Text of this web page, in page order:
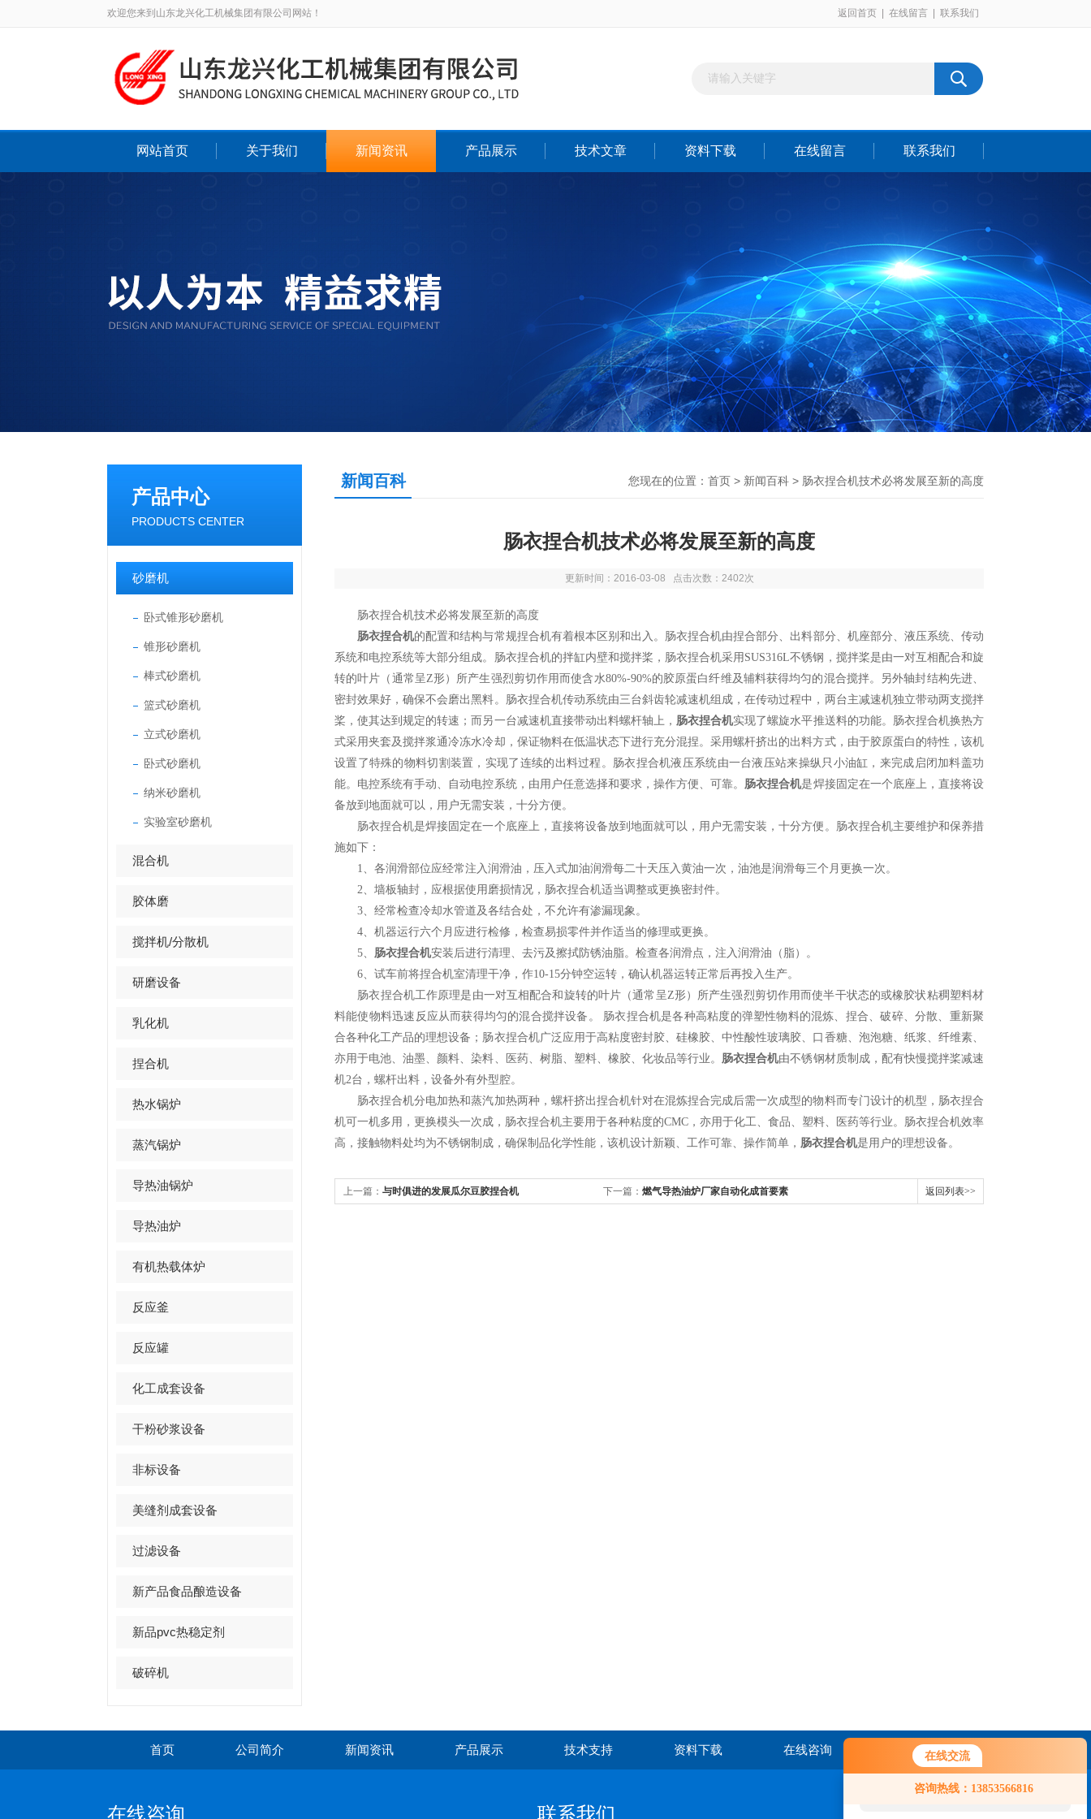
在线交流
咨询热线：13853566816
您好！欢迎前来咨询，很高兴为您
服务，请问您要咨询什么问题呢？
欢迎您来到山东龙兴化工机械集团有限公司网站！ 返回首页 在线留言 联系我们
网站首页 关于我们 新闻资讯 产品展示 技术文章 资料下载 在线留言 联系我们
产品中心
PRODUCTS CENTER
砂磨机
卧式锥形砂磨机
锥形砂磨机
棒式砂磨机
篮式砂磨机
立式砂磨机
卧式砂磨机
纳米砂磨机
实验室砂磨机
混合机
胶体磨
搅拌机/分散机
研磨设备
乳化机
捏合机
热水锅炉
蒸汽锅炉
导热油锅炉
导热油炉
有机热载体炉
反应釜
反应罐
化工成套设备
干粉砂浆设备
非标设备
美缝剂成套设备
过滤设备
新产品食品酿造设备
新品pvc热稳定剂
破碎机
新闻百科 您现在的位置： 首页 > 新闻百科 > 肠衣捏合机技术必将发展至新的高度
肠衣捏合机技术必将发展至新的高度
更新时间：2016-03-08 点击次数：2402次
肠衣捏合机技术必将发展至新的高度
肠衣捏合机的配置和结构与常规捏合机有着根本区别和出入。肠衣捏合机由捏合部分、出料部分、机座部分、液压系统、传动
系统和电控系统等大部分组成。肠衣捏合机的拌缸内壁和搅拌桨，肠衣捏合机采用SUS316L不锈钢，搅拌桨是由一对互相配合和旋
转的叶片（通常呈Z形）所产生强烈剪切作用而使含水80%-90%的胶原蛋白纤维及辅料获得均匀的混合搅拌。另外轴封结构先进、
密封效果好，确保不会磨出黑料。肠衣捏合机传动系统由三台斜齿轮减速机组成，在传动过程中，两台主减速机独立带动两支搅拌
桨，使其达到规定的转速；而另一台减速机直接带动出料螺杆轴上， 肠衣捏合机实现了螺旋水平推送料的功能。肠衣捏合机换热方
式采用夹套及搅拌浆通冷冻水冷却，保证物料在低温状态下进行充分混捏。采用螺杆挤出的出料方式，由于胶原蛋白的特性，该机
设置了特殊的物料切割装置，实现了连续的出料过程。肠衣捏合机液压系统由一台液压站来操纵只小油缸，来完成启闭加料盖功
能。电控系统有手动、自动电控系统，由用户任意选择和要求，操作方便、可靠。 肠衣捏合机是焊接固定在一个底座上，直接将设
备放到地面就可以，用户无需安装，十分方便。
肠衣捏合机是焊接固定在一个底座上，直接将设备放到地面就可以，用户无需安装，十分方便。肠衣捏合机主要维护和保养措
施如下：
1、各润滑部位应经常注入润滑油，压入式加油润滑每二十天压入黄油一次，油池是润滑每三个月更换一次。
2、墙板轴封，应根据使用磨损情况，肠衣捏合机适当调整或更换密封件。
3、经常检查冷却水管道及各结合处，不允许有渗漏现象。
4、机器运行六个月应进行检修，检查易损零件并作适当的修理或更换。
5、 肠衣捏合机安装后进行清理、去污及擦拭防锈油脂。检查各润滑点，注入润滑油（脂）。
6、试车前将捏合机室清理干净，作10-15分钟空运转，确认机器运转正常后再投入生产。
肠衣捏合机工作原理是由一对互相配合和旋转的叶片（通常呈Z形）所产生强烈剪切作用而使半干状态的或橡胶状粘稠塑料材
料能使物料迅速反应从而获得均匀的混合搅拌设备。 肠衣捏合机是各种高粘度的弹塑性物料的混炼、捏合、破碎、分散、重新聚
合各种化工产品的理想设备；肠衣捏合机广泛应用于高粘度密封胶、硅橡胶、中性酸性玻璃胶、口香糖、泡泡糖、纸浆、纤维素、
亦用于电池、油墨、颜料、染料、医药、树脂、塑料、橡胶、化妆品等行业。 肠衣捏合机由不锈钢材质制成，配有快慢搅拌桨减速
机2台，螺杆出料，设备外有外型腔。
肠衣捏合机分电加热和蒸汽加热两种，螺杆挤出捏合机针对在混炼捏合完成后需一次成型的物料而专门设计的机型，肠衣捏合
机可一机多用，更换模头一次成，肠衣捏合机主要用于各种粘度的CMC，亦用于化工、食品、塑料、医药等行业。肠衣捏合机效率
高，接触物料处均为不锈钢制成，确保制品化学性能，该机设计新颖、工作可靠、操作简单， 肠衣捏合机是用户的理想设备。
上一篇： 与时俱进的发展瓜尔豆胶捏合机 下一篇： 燃气导热油炉厂家自动化成首要素 返回列表>>
首页 公司简介 新闻资讯 产品展示 技术支持 资料下载 在线咨询 联系我们
在线咨询 联系我们